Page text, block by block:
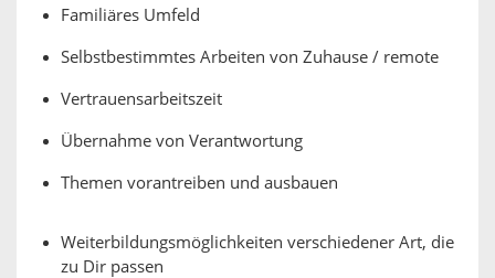
Familiäres Umfeld
Selbstbestimmtes Arbeiten von Zuhause / remote
Vertrauensarbeitszeit
Übernahme von Verantwortung
Themen vorantreiben und ausbauen
Weiterbildungsmöglichkeiten verschiedener Art, die
zu Dir passen